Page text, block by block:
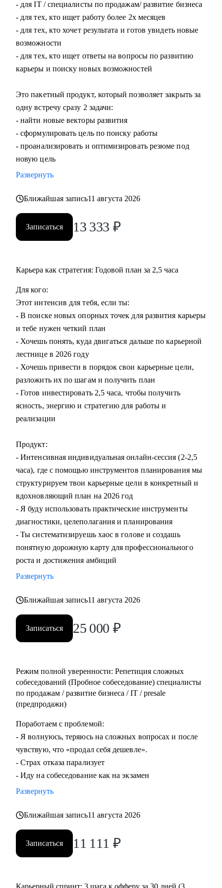
близки стратегии бирюзовых компаний
• Сертификат коуча "5 призм" ССЕ ICF
• Сделать ваше резюме видимым для HR
(помогу переработать ваше резюме так, чтобы оно не
• Переосмыслить карьерный трек в начале года и поставить
четкие цели, которые станут достижимыми, через
понятный план к концу 2026 года (стратегическая сессия
по развитию карьеры)
• Превратить собеседования в интересный диалог
(обсудим возможные стратегии прохождения
собеседований и как разработать оптимальный сторилайн)
(я помогу найти неочевидные, но интересные для вас
векторы развития в карьеры и новые опции поиска)
• Создать понятный план развития карьеры - твой личный
маршрут поиска работы
(отдельный продукт)
Кому могу помочь:
• менеджерам по продажам ИТ (от начинающих
специалистов до опытных)
• тем, кто хочет перейти в ИТ-продажи, но не знает, с чего
начать
• руководителям, которые хотят масштабировать продажи
через партнёров
• новичкам, кто в начале большого и интересного пути!
• тем, кто ищет работу уже более 2х месяцев
• тем, кто хочет поменять вектор развития карьеры и
увидеть новые возможности
- для IT / специалисты по продажам/ развитие бизнеса
- для тех, кто ищет работу более 2х месяцев
- для тех, кто хочет результата и готов увидеть новые
возможности
- для тех, кто ищет ответы на вопросы по развитию
карьеры и поиску новых возможностей
Это пакетный продукт, который позволяет закрыть за
одну встречу сразу 2 задачи:
- найти новые векторы развития
- сформулировать цель по поиску работы
- проанализировать и оптимизировать резюме под
новую цель
Развернуть
Ближайшая запись11 августа 2026
Записаться 13 333 ₽
Карьера как стратегия: Годовой план за 2,5 часа
Для кого:
Этот интенсив для тебя, если ты:
- В поиске новых опорных точек для развития карьеры
и тебе нужен четкий план
- Хочешь понять, куда двигаться дальше по карьерной
лестнице в 2026 году
- Хочешь привести в порядок свои карьерные цели,
разложить их по шагам и получить план
- Готов инвестировать 2,5 часа, чтобы получить
ясность, энергию и стратегию для работы и
реализации
Продукт:
- Интенсивная индивидуальная онлайн-сессия (2-2,5
часа), где с помощью инструментов планирования мы
структурируем твои карьерные цели в конкретный и
вдохновляющий план на 2026 год
- Я буду использовать практические инструменты
диагностики, целеполагания и планирования
- Ты систематизируешь хаос в голове и создашь
понятную дорожную карту для профессионального
роста и достижения амбиций
Развернуть
Ближайшая запись11 августа 2026
Записаться 25 000 ₽
Режим полной уверенности: Репетиция сложных
собеседований (Пробное собеседование) специалисты
по продажам / развитие бизнеса / IT / presale
(предпродажи)
Поработаем с проблемой:
- Я волнуюсь, теряюсь на сложных вопросах и после
чувствую, что «продал себя дешевле».
- Страх отказа парализует
- Иду на собеседование как на экзамен
Развернуть
Ближайшая запись11 августа 2026
Записаться 11 111 ₽
Карьерный спринт: 3 шага к офферу за 30 дней (3